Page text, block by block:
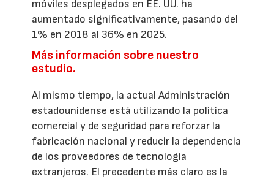
móviles desplegados en EE. UU. ha
aumentado significativamente, pasando del
1% en 2018 al 36% en 2025.
Más información sobre nuestro
estudio.
Al mismo tiempo, la actual Administración
estadounidense está utilizando la política
comercial y de seguridad para reforzar la
fabricación nacional y reducir la dependencia
de los proveedores de tecnología
extranjeros. El precedente más claro es la